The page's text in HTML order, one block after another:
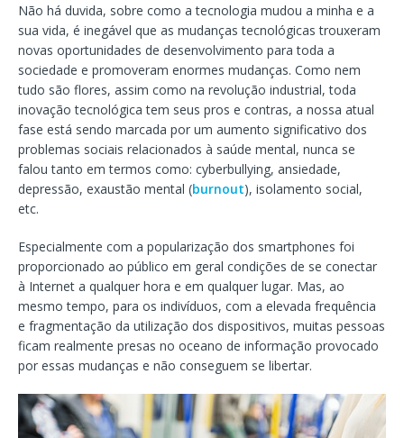
Não há duvida, sobre como a tecnologia mudou a minha e a
sua vida, é inegável que as mudanças tecnológicas trouxeram
novas oportunidades de desenvolvimento para toda a
sociedade e promoveram enormes mudanças. Como nem
tudo são flores, assim como na revolução industrial, toda
inovação tecnológica tem seus pros e contras, a nossa atual
fase está sendo marcada por um aumento significativo dos
problemas sociais relacionados à saúde mental, nunca se
falou tanto em termos como: cyberbullying, ansiedade,
depressão, exaustão mental (burnout), isolamento social,
etc.
Especialmente com a popularização dos smartphones foi
proporcionado ao público em geral condições de se conectar
à Internet a qualquer hora e em qualquer lugar. Mas, ao
mesmo tempo, para os indivíduos, com a elevada frequência
e fragmentação da utilização dos dispositivos, muitas pessoas
ficam realmente presas no oceano de informação provocado
por essas mudanças e não conseguem se libertar.